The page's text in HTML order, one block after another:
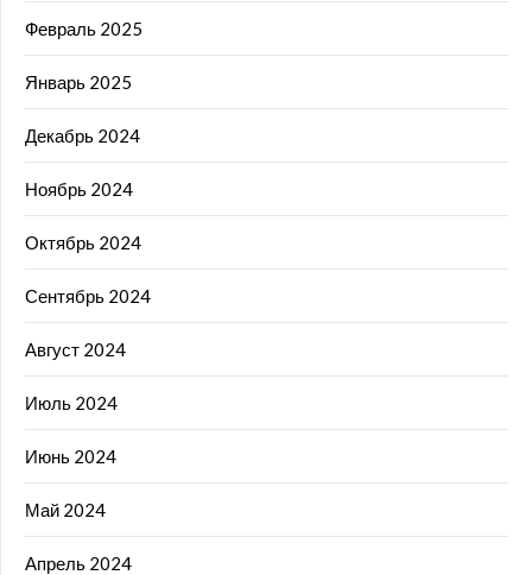
Февраль 2025
Январь 2025
Декабрь 2024
Ноябрь 2024
Октябрь 2024
Сентябрь 2024
Август 2024
Июль 2024
Июнь 2024
Май 2024
Апрель 2024